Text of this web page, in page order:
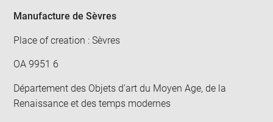
Manufacture de Sèvres
Place of creation : Sèvres
OA 9951 6
Département des Objets d'art du Moyen Age, de la
Renaissance et des temps modernes